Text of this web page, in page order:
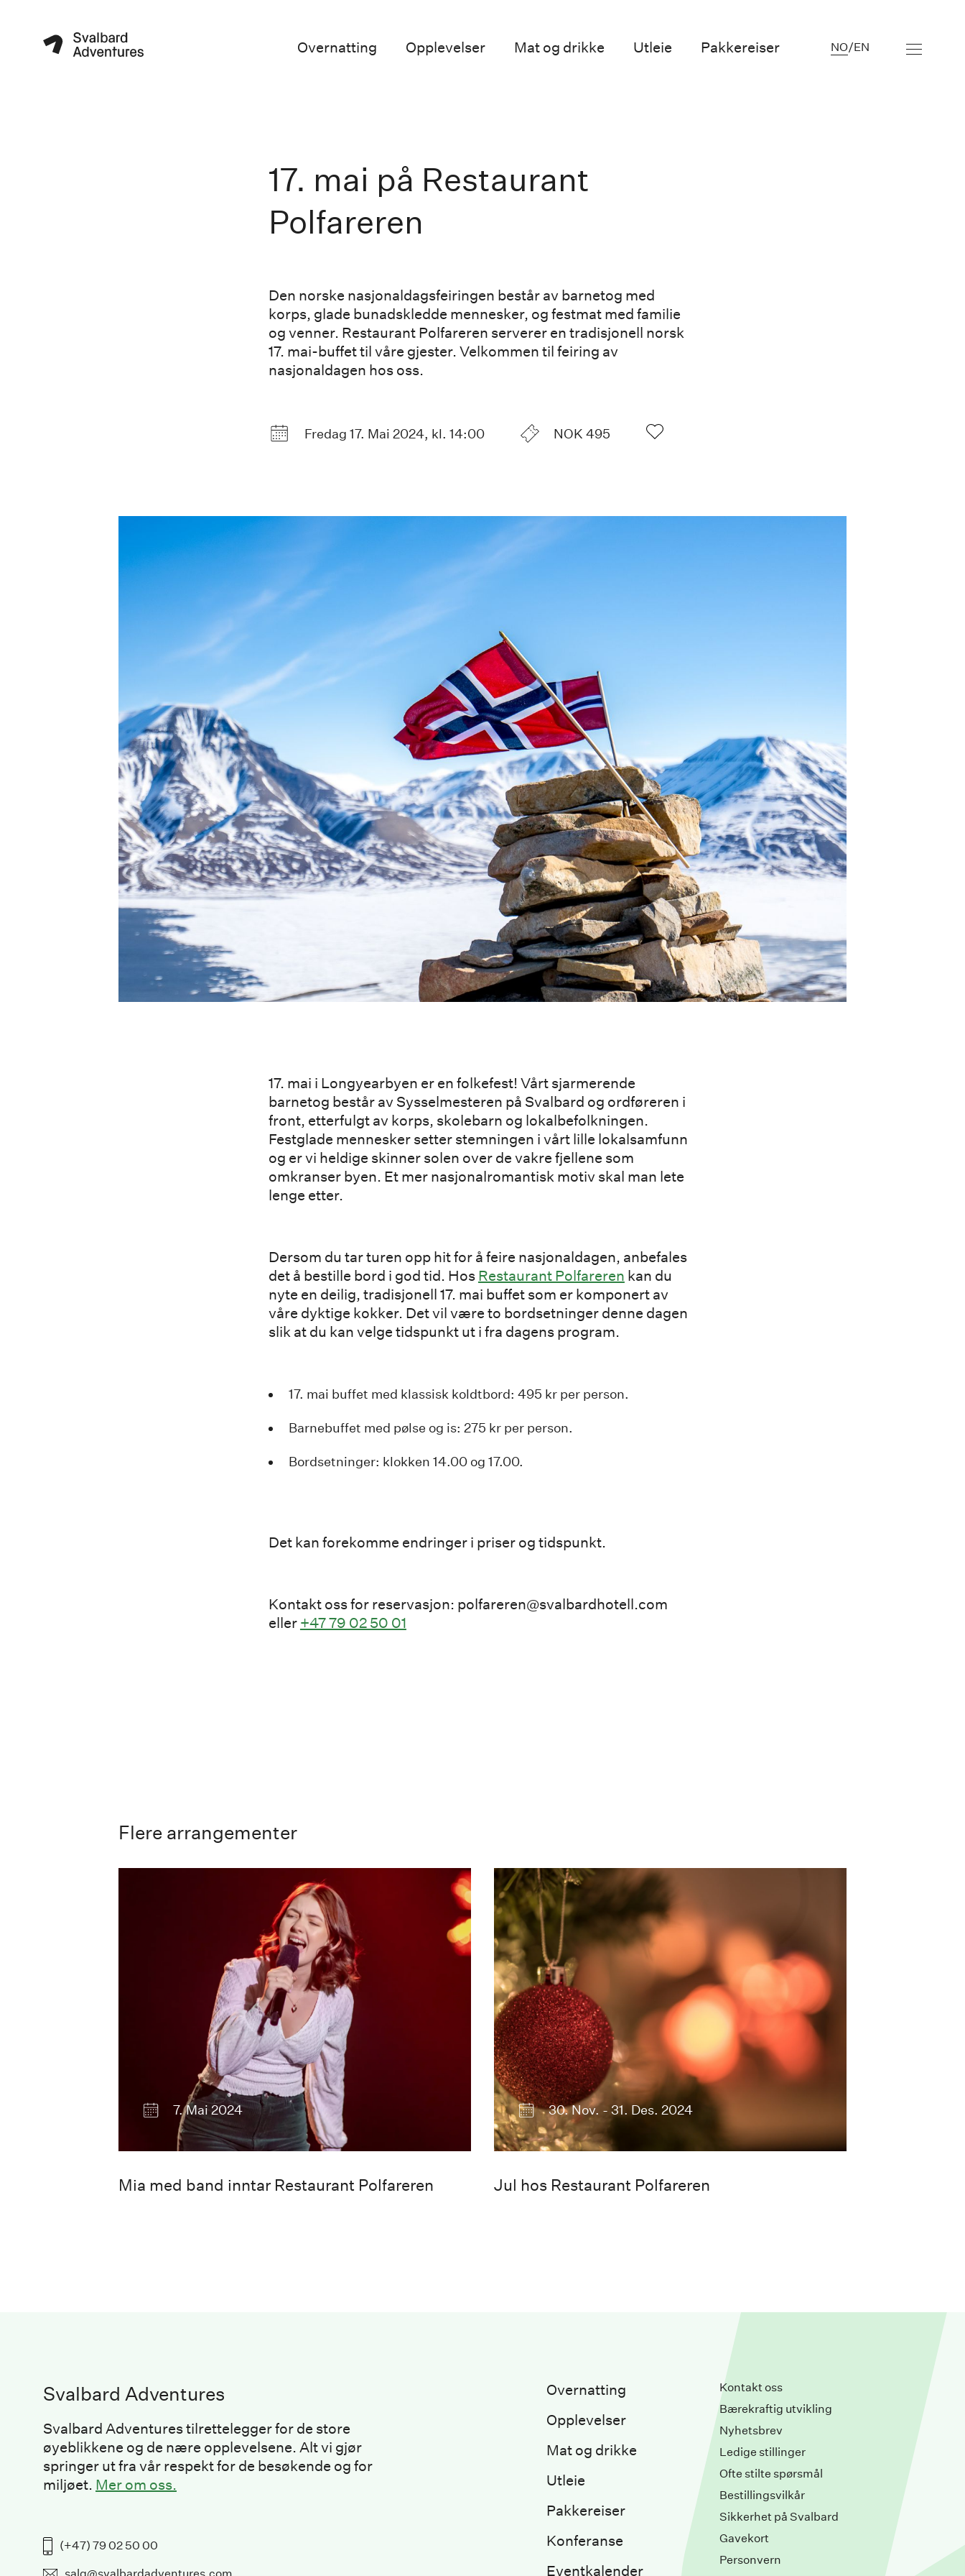
Overnatting Opplevelser Mat og drikke Utleie Pakkereiser NO/EN
17. mai på Restaurant
Polfareren
Den norske nasjonaldagsfeiringen består av barnetog med
korps, glade bunadskledde mennesker, og festmat med familie
og venner. Restaurant Polfareren serverer en tradisjonell norsk
17. mai-buffet til våre gjester. Velkommen til feiring av
nasjonaldagen hos oss.
Fredag 17. Mai 2024, kl. 14:00 NOK 495
17. mai i Longyearbyen er en folkefest! Vårt sjarmerende
barnetog består av Sysselmesteren på Svalbard og ordføreren i
front, etterfulgt av korps, skolebarn og lokalbefolkningen.
Festglade mennesker setter stemningen i vårt lille lokalsamfunn
og er vi heldige skinner solen over de vakre fjellene som
omkranser byen. Et mer nasjonalromantisk motiv skal man lete
lenge etter.
Dersom du tar turen opp hit for å feire nasjonaldagen, anbefales
det å bestille bord i god tid. Hos Restaurant Polfareren kan du
nyte en deilig, tradisjonell 17. mai buffet som er komponert av
våre dyktige kokker. Det vil være to bordsetninger denne dagen
slik at du kan velge tidspunkt ut i fra dagens program.
17. mai buffet med klassisk koldtbord: 495 kr per person.
Barnebuffet med pølse og is: 275 kr per person.
Bordsetninger: klokken 14.00 og 17.00.
Det kan forekomme endringer i priser og tidspunkt.
Kontakt oss for reservasjon: polfareren@svalbardhotell.com
eller +47 79 02 50 01
Flere arrangementer
Konsert Mia Ekeblad Restaurant Polfareren
7. Mai 2024
Mia med band inntar Restaurant Polfareren
Juledekorasjon med stemningsfull belysning
30. Nov. - 31. Des. 2024
Jul hos Restaurant Polfareren
Svalbard Adventures
Svalbard Adventures tilrettelegger for de store
øyeblikkene og de nære opplevelsene. Alt vi gjør
springer ut fra vår respekt for de besøkende og for
miljøet. Mer om oss.
(+47) 79 02 50 00
Overnatting
Opplevelser
Mat og drikke
Utleie
Pakkereiser
Konferanse
Eventkalender
Kontakt oss
Bærekraftig utvikling
Nyhetsbrev
Ledige stillinger
Ofte stilte spørsmål
Bestillingsvilkår
Sikkerhet på Svalbard
Gavekort
Personvern